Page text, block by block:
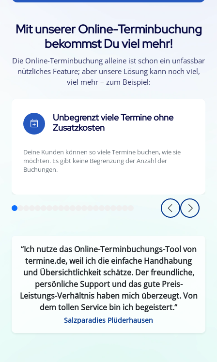
Mit unserer Online-Terminbuchung
bekommst Du viel mehr!
Die Online-Terminbuchung alleine ist schon ein unfassbar
nützliches Feature; aber unsere Lösung kann noch viel,
viel mehr – zum Beispiel:
Unbegrenzt viele Termine ohne
Zusatzkosten
Deine Kunden können so viele Termine buchen, wie sie
möchten. Es gibt keine Begrenzung der Anzahl der
Buchungen.
“Ich nutze das Online-Terminbuchungs-Tool von
termine.de, weil ich die einfache Handhabung
und Übersichtlichkeit schätze. Der freundliche,
persönliche Support und das gute Preis-
Leistungs-Verhältnis haben mich überzeugt. Von
dem tollen Service bin ich begeistert.“
Salzparadies Plüderhausen